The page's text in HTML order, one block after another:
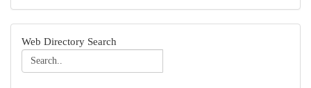
Web Directory Search